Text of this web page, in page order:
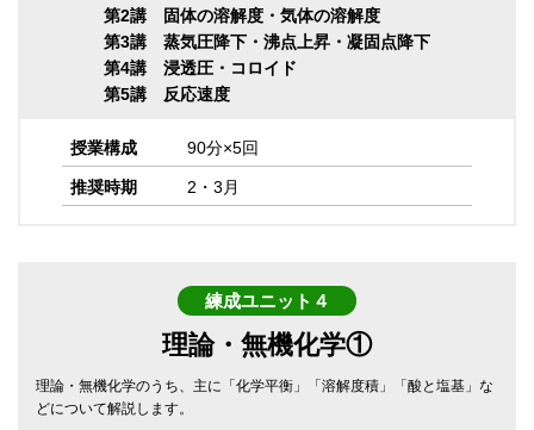
第2講 固体の溶解度・気体の溶解度
第3講 蒸気圧降下・沸点上昇・凝固点降下
第4講 浸透圧・コロイド
第5講 反応速度
授業構成 90分×5回
推奨時期 2・3月
練成ユニット４
理論・無機化学①
理論・無機化学のうち、主に「化学平衡」「溶解度積」「酸と塩基」な
どについて解説します。